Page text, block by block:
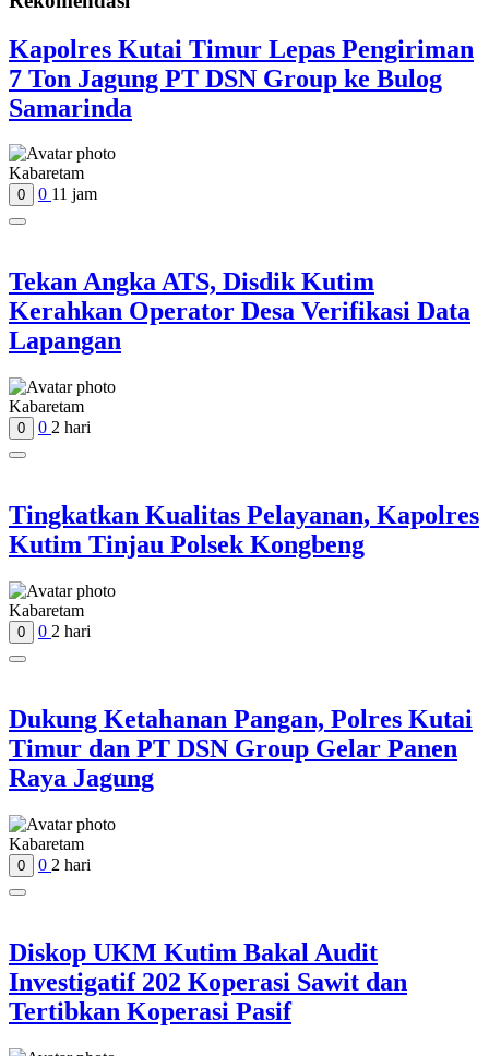
Kapolres Kutai Timur Lepas Pengiriman
7 Ton Jagung PT DSN Group ke Bulog
Samarinda
Kabaretam
0 0 11 jam
Tekan Angka ATS, Disdik Kutim
Kerahkan Operator Desa Verifikasi Data
Lapangan
Kabaretam
0 0 2 hari
Tingkatkan Kualitas Pelayanan, Kapolres
Kutim Tinjau Polsek Kongbeng
Kabaretam
0 0 2 hari
Dukung Ketahanan Pangan, Polres Kutai
Timur dan PT DSN Group Gelar Panen
Raya Jagung
Kabaretam
0 0 2 hari
Diskop UKM Kutim Bakal Audit
Investigatif 202 Koperasi Sawit dan
Tertibkan Koperasi Pasif